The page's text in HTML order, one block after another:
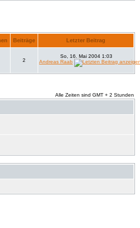
Beiträge Letzter Beitrag
2
So, 16. Mai 2004 1:03
Andreas Raab
Alle Zeiten sind GMT + 2 Stunden